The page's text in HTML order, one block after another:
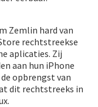
Zemlin hard van
rechtstreekse
aplicaties. Zij
aan hun iPhone
opbrengst van
dit rechtstreeks in